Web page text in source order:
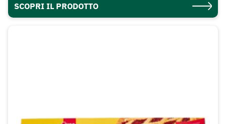
SCOPRI IL PRODOTTO